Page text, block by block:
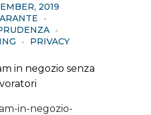
2019
PRIVACY
in negozio senza
in-negozio-